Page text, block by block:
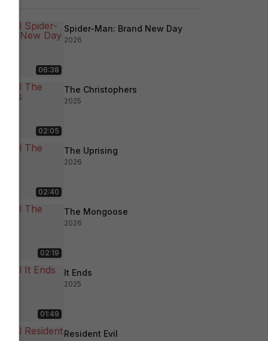
06:38
Spider-Man: Brand New Day
2026
02:05
The Christophers
2025
02:40
The Uprising
2026
02:19
The Mongoose
2026
01:49
It Ends
2025
Resident Evil